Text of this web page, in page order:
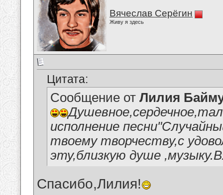
Вячеслав Серёгин
Живу я здесь
Цитата:
Сообщение от Лилия
исполнение
твоему творчеству,с
эту,близкую душе
Спасибо,Лилия!